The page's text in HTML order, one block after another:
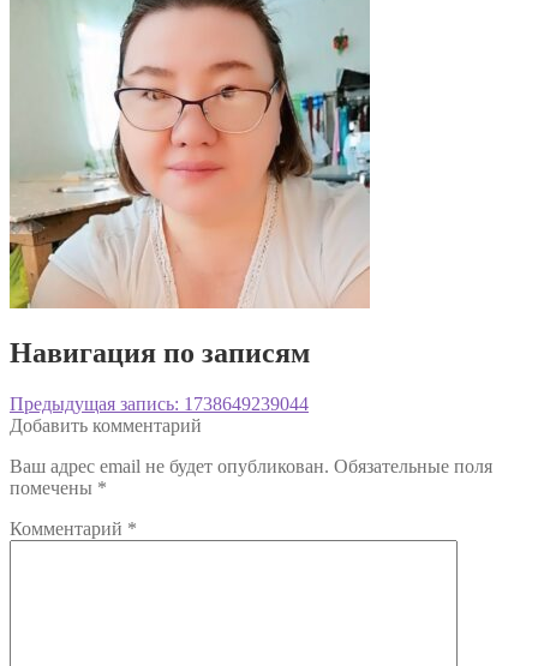
Навигация по записям
Предыдущая запись: 1738649239044
Добавить комментарий
Ваш адрес email не будет опубликован. Обязательные поля
помечены *
Комментарий *